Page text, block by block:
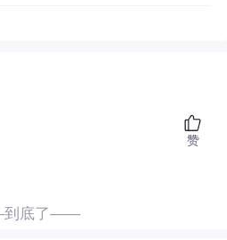
赞
底了——